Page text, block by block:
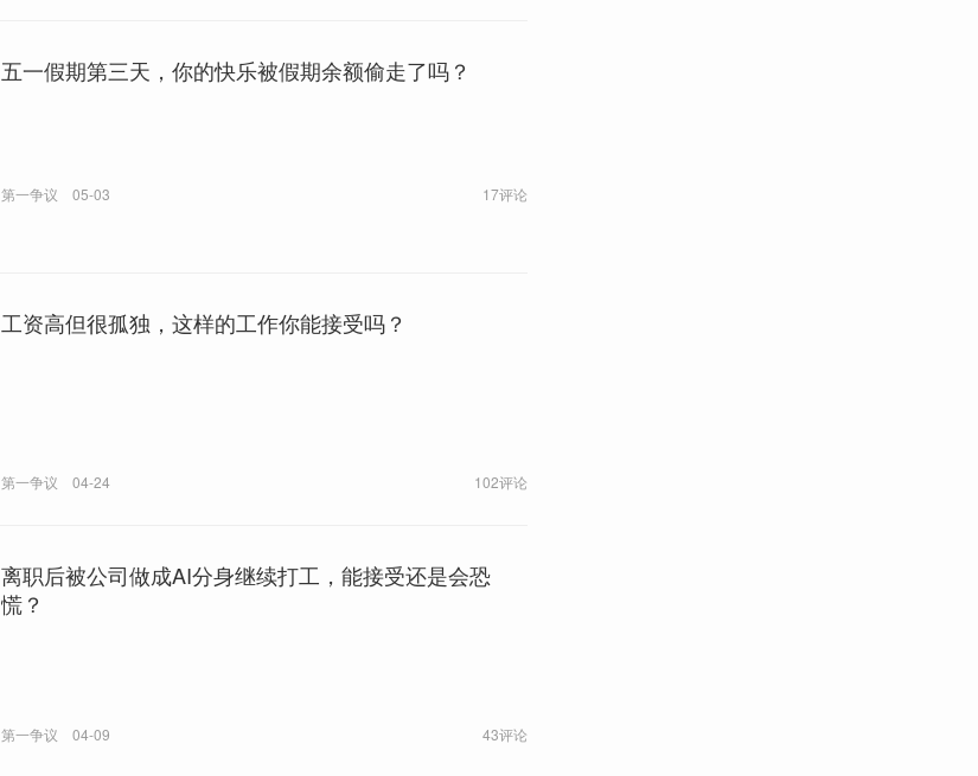
五一假期第三天，你的快乐被假期余额偷走了吗？
第一争议 05-03 17评论
工资高但很孤独，这样的工作你能接受吗？
第一争议 04-24 102评论
离职后被公司做成AI分身继续打工，能接受还是会恐
慌？
第一争议 04-09 43评论